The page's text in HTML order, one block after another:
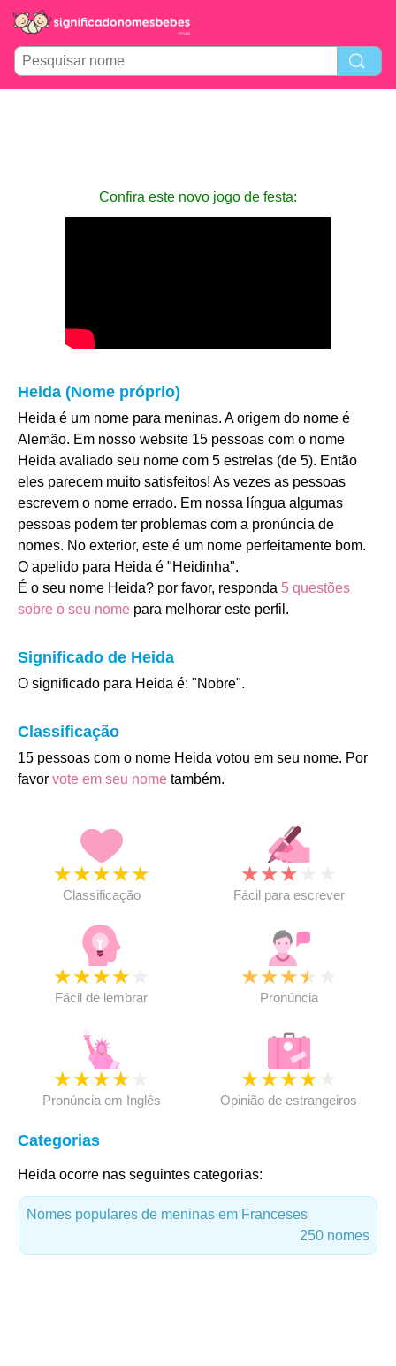
Confira este novo jogo de festa:
Heida (Nome próprio)
Heida é um nome para meninas. A origem do nome é
Alemão. Em nosso website 15 pessoas com o nome
Heida avaliado seu nome com 5 estrelas (de 5). Então
eles parecem muito satisfeitos! As vezes as pessoas
escrevem o nome errado. Em nossa língua algumas
pessoas podem ter problemas com a pronúncia de
nomes. No exterior, este é um nome perfeitamente bom.
O apelido para Heida é "Heidinha".
É o seu nome Heida? por favor, responda 5 questões
sobre o seu nome para melhorar este perfil.
Significado de Heida
O significado para Heida é: "Nobre".
Classificação
15 pessoas com o nome Heida votou em seu nome. Por
favor vote em seu nome também.
★★★★★
Classificação
★★★
Fácil para escrever
★★★★
Fácil de lembrar
★★★★
Pronúncia
★★★★
Pronúncia em Inglês
★★★★
Opinião de estrangeiros
Categorias
Heida ocorre nas seguintes categorias:
Nomes populares de meninas em Franceses
250 nomes